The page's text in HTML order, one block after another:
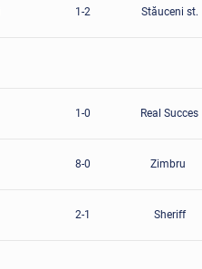
1-2 Stăuceni st.
1-0 Real Succes
8-0 Zimbru
2-1 Sheriff